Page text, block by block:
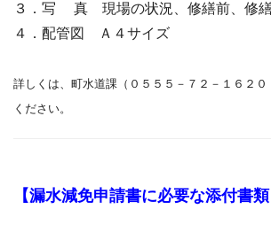
３．写 真 現場の状況、修繕前、修
４．配管図 Ａ４サイズ
詳しくは、町水道課（０５５５－７２－１６２
ください。
【漏水減免申請書に必要な添付書類